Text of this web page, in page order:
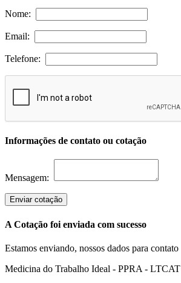
Nome:
Email:
Telefone:
Informações de contato ou cotação
Mensagem:
Enviar cotação
A Cotação foi enviada com sucesso
Estamos enviando, nossos dados para contato
Medicina do Trabalho Ideal - PPRA - LTCAT